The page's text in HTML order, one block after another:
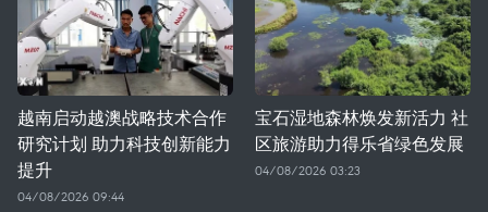
越南启动越澳战略技术合作
研究计划 助力科技创新能力
提升
04/08/2026 09:44
宝石湿地森林焕发新活力 社
区旅游助力得乐省绿色发展
04/08/2026 03:23